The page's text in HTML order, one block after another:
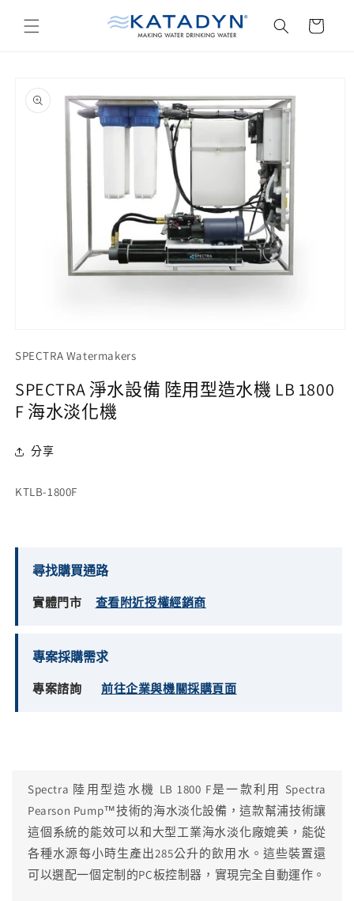
容
物
略過產
品資訊
互
視
窗
中
多
體
SPECTRA Watermakers
SPECTRA 淨水設備 陸用型造水機 LB 1800
F 海水淡化機
分享
存
(SKU):
KTLB-1800F
尋找購買通路
實體門市 查看附近授權經銷商
專案採購需求
專案諮詢 前往企業與機關採購頁面
Spectra 陸用型造水機 LB 1800 F是一款利用 Spectra
Pearson Pump™技術的海水淡化設備，這款幫浦技術讓
這個系統的能效可以和大型工業海水淡化廠媲美，能從
各種水源每小時生產出285公升的飲用水。這些裝置還
可以選配一個定制的PC板控制器，實現完全自動運作。